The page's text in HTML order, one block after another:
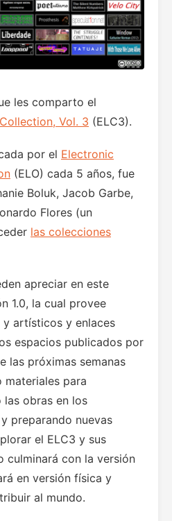
les comparto el
Vol. 3 (ELC3).
por el Electronic
(ELO) cada 5 años, fue
Boluk, Jacob Garbe,
Flores (un
las colecciones
apreciar en este
1.0, la cual provee
artísticos y enlaces
espacios publicados por
las próximas semanas
materiales para
las obras en los
preparando nuevas
el ELC3 y sus
culminará con la versión
en versión física y
al mundo.